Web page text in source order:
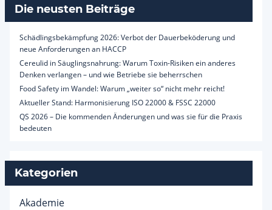
Die neusten Beiträge
Schädlingsbekämpfung 2026: Verbot der Dauerbeköderung und
neue Anforderungen an HACCP
Cereulid in Säuglingsnahrung: Warum Toxin-Risiken ein anderes
Denken verlangen – und wie Betriebe sie beherrschen
Food Safety im Wandel: Warum „weiter so“ nicht mehr reicht!
Aktueller Stand: Harmonisierung ISO 22000 & FSSC 22000
QS 2026 – Die kommenden Änderungen und was sie für die Praxis
bedeuten
Kategorien
Akademie